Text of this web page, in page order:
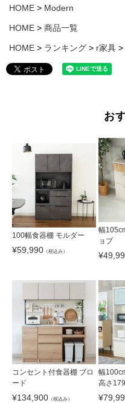
HOME Modern
HOME 商品一覧
HOME ランキング r家具
お
100幅食器棚 モルダー
¥59,990 （税込み）
幅
ョブ
¥
コンセント付食器棚 ブロ
ード
¥134,900 （税込み）
幅
高さ
¥